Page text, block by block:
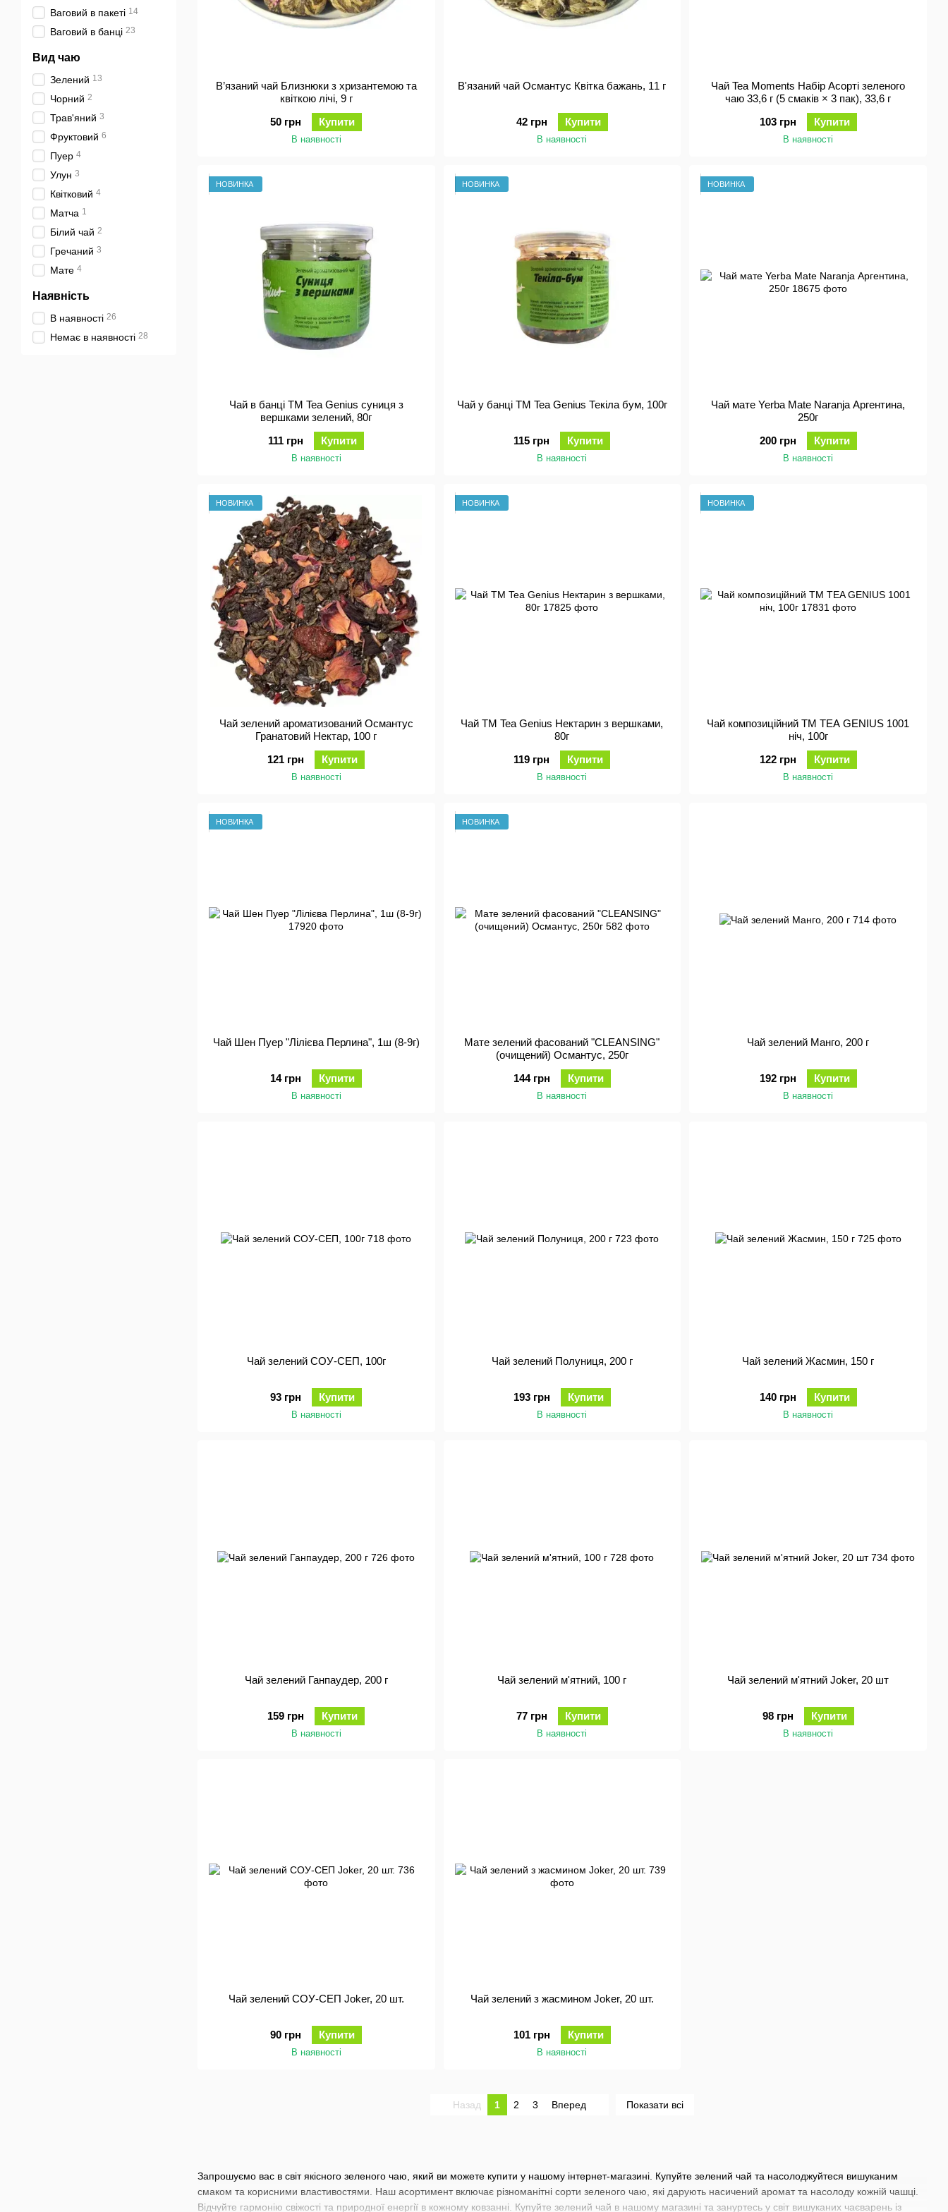
Запрошуємо вас в світ якісного зеленого чаю, який ви можете купити у нашому інтернет-магазині. Купуйте зелений чай та насолоджуйтеся вишуканим
смаком та корисними властивостями. Наш асортимент включає різноманітні сорти зеленого чаю, які дарують насичений аромат та насолоду кожній чашці.
Відчуйте гармонію свіжості та природної енергії в кожному ковзанні. Купуйте зелений чай в нашому магазині та зануртесь у світ вишуканих чаєварень із
В’язаний чай Близнюки з хризантемою та
квіткою лічі, 9 г
50 грн
Купити
В наявності
В'язаний чай Османтус Квітка бажань, 11 г
42 грн Купити
В наявності
Чай Tea Moments Набір Асорті зеленого
чаю 33,6 г (5 смаків × 3 пак), 33,6 г
103 грн
Купити
В наявності
НОВИНКА
Чай в банці ТМ Tea Genius суниця з
вершками зелений, 80г
111 грн
Купити
В наявності
НОВИНКА
Чай у банці ТМ Tea Genius Текіла бум, 100г
115 грн Купити
В наявності
НОВИНКА
Чай мате Yerba Mate Naranja Аргентина,
250г
200 грн
Купити
В наявності
НОВИНКА
Чай зелений ароматизований Османтус
Гранатовий Нектар, 100 г
121 грн
Купити
В наявності
НОВИНКА
Чай ТМ Tea Genius Нектарин з вершками,
80г
119 грн
Купити
В наявності
НОВИНКА
Чай композиційний TM TEA GENIUS 1001
ніч, 100г
122 грн
Купити
В наявності
НОВИНКА
Чай Шен Пуер "Лілієва Перлина", 1ш (8-9г)
14 грн Купити
В наявності
НОВИНКА
Мате зелений фасований "CLEANSING"
(очищений) Османтус, 250г
144 грн
Купити
В наявності
Чай зелений Манго, 200 г
192 грн Купити
В наявності
Чай зелений СОУ-СЕП, 100г
93 грн Купити
В наявності
Чай зелений Полуниця, 200 г
193 грн Купити
В наявності
Чай зелений Жасмин, 150 г
140 грн Купити
В наявності
Чай зелений Ганпаудер, 200 г
159 грн Купити
В наявності
Чай зелений м'ятний, 100 г
77 грн Купити
В наявності
Чай зелений м'ятний Joker, 20 шт
98 грн Купити
В наявності
Чай зелений СОУ-СЕП Joker, 20 шт.
90 грн Купити
В наявності
Чай зелений з жасмином Joker, 20 шт.
101 грн Купити
В наявності
Назад 1 2 3 Вперед Показати всі
Ваговий в пакеті 14
Ваговий в банці 23
Вид чаю
Зелений 13
Чорний 2
Трав'яний 3
Фруктовий 6
Пуер 4
Улун 3
Квітковий 4
Матча 1
Білий чай 2
Гречаний 3
Мате 4
Наявність
В наявності 26
Немає в наявності 28